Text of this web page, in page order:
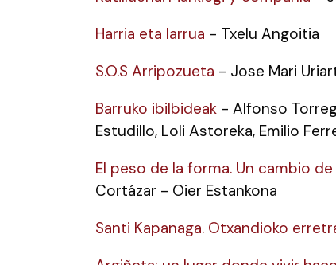
Harria eta larrua - Txelu Angoitia
S.O.S Arripozueta - Jose Mari
Barruko ibilbideak - Alfonso
Estudillo, Loli Astoreka, Emilio
El peso de la forma. Un cambio
Cortázar - Oier Estankona
Santi Kapanaga. Otxandioko